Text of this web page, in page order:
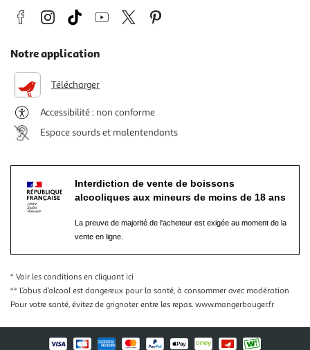
Notre application
Télécharger
Accessibilité : non conforme
Espace sourds et malentendants
Interdiction de vente de boissons
alcooliques aux mineurs de moins de 18 ans
La preuve de majorité de l'acheteur est exigée au moment de la
vente en ligne.
* Voir les conditions en cliquant ici
** L’abus d’alcool est dangereux pour la santé, à consommer avec modération
Pour votre santé, évitez de grignoter entre les repas. www.mangerbouger.fr